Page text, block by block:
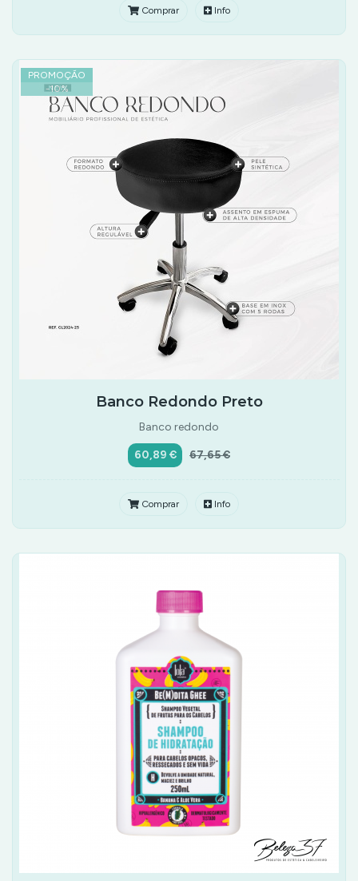
Comprar Info
PROMOÇÃO
-10%
Banco Redondo Preto
Banco redondo
60,89 € 67,65 €
Comprar Info